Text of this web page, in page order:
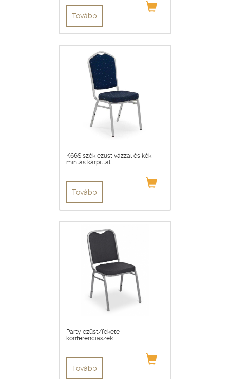
Tovább
K66S szék ezüst vázzal és kék
mintás kárpittal
Tovább
Party ezüst/fekete
konferenciaszék
Tovább